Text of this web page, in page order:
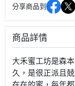
分享商品到
商品詳情
大禾蜜工坊是森
久，是很正派且